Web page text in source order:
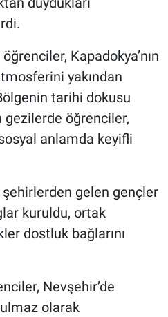
Kapadokya’nın
yakından
tarihi dokusu
öğrenciler,
anlamda keyifli
gelen gençler
kuruldu, ortak
dostluk bağlarını
Nevşehir’de
olarak